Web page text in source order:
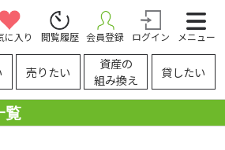
に入り 閲覧履歴 会員登録 ログイン メニュー
売りたい
資産の
組み換え
貸したい
覧